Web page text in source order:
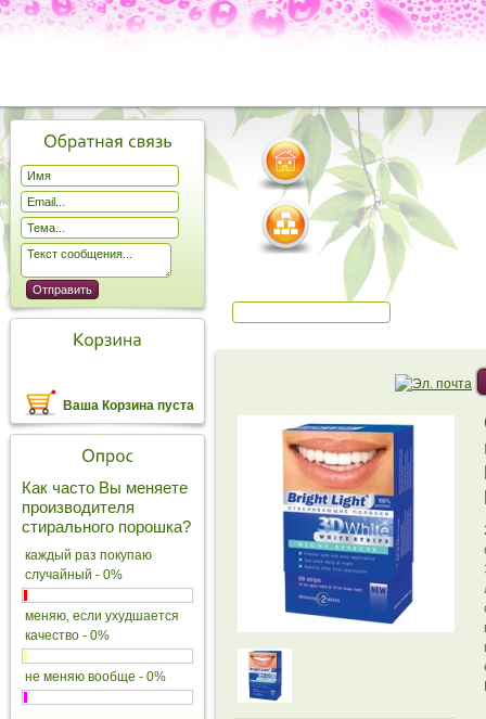
Ваша Корзина пуста
Как часто Вы меняете
производителя
стирального порошка?
каждый раз покупаю
случайный - 0%
меняю, если ухудшается
качество - 0%
не меняю вообще - 0%